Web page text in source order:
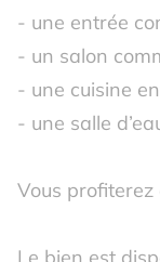
- une entrée
- un salon
- une cuisine
- une salle
Vous profiterez
Le bien est